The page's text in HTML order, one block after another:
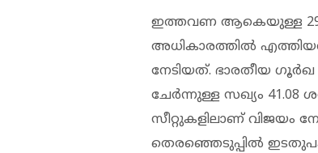
ഇത്തവണ ആകെയുള്ള 294
അധികാരത്തിൽ
നേടിയത്. ഭാരതീയ
ചേ‍ർന്നുള്ള സഖ്യം
സീറ്റുകളിലാണ് വിജയം
തെരഞ്ഞെടുപ്പിൽ